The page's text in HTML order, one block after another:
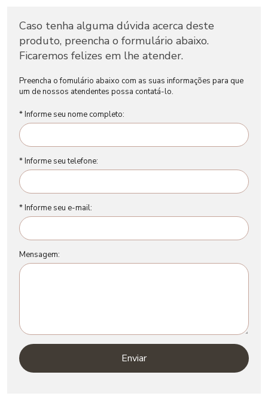
Caso tenha alguma dúvida acerca deste
produto, preencha o formulário abaixo.
Ficaremos felizes em lhe atender.
Preencha o fomulário abaixo com as suas informações para que
um de nossos atendentes possa contatá-lo.
* Informe seu nome completo:
* Informe seu telefone:
* Informe seu e-mail:
Mensagem:
Enviar